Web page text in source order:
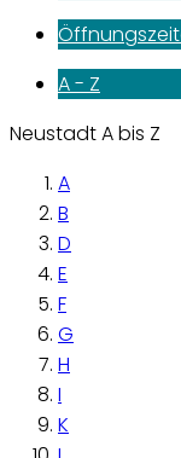
A - Z
Neustadt A bis Z
A
B
D
E
F
G
H
I
K